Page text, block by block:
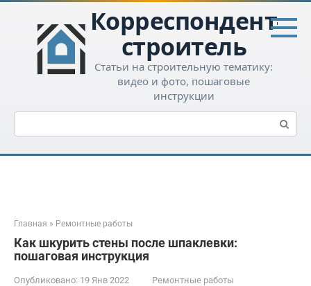
Перейти
контенту
Корреспондент-
строитель
Статьи на строительную тематику:
видео и фото, пошаговые
инструкции
Поиск:
Главная » Ремонтные работы
Как шкурить стены после шпаклевки:
пошаговая инструкция
Опубликовано: 19 Янв 2022
Ремонтные работы